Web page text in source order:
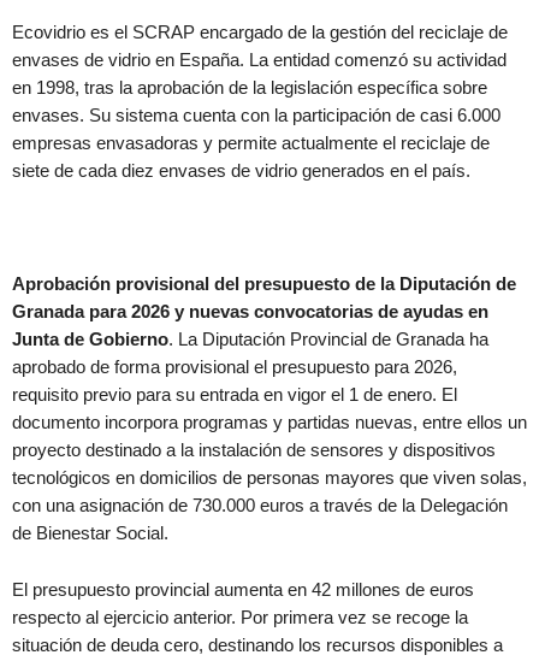
Ecovidrio es el SCRAP encargado de la gestión del reciclaje de
envases de vidrio en España. La entidad comenzó su actividad
en 1998, tras la aprobación de la legislación específica sobre
envases. Su sistema cuenta con la participación de casi 6.000
empresas envasadoras y permite actualmente el reciclaje de
siete de cada diez envases de vidrio generados en el país.
Aprobación provisional del presupuesto de la Diputación de
Granada para 2026 y nuevas convocatorias de ayudas en
Junta de Gobierno. La Diputación Provincial de Granada ha
aprobado de forma provisional el presupuesto para 2026,
requisito previo para su entrada en vigor el 1 de enero. El
documento incorpora programas y partidas nuevas, entre ellos un
proyecto destinado a la instalación de sensores y dispositivos
tecnológicos en domicilios de personas mayores que viven solas,
con una asignación de 730.000 euros a través de la Delegación
de Bienestar Social.
El presupuesto provincial aumenta en 42 millones de euros
respecto al ejercicio anterior. Por primera vez se recoge la
situación de deuda cero, destinando los recursos disponibles a